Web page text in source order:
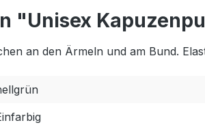
"Unisex
an den Ärmeln und am Bund.